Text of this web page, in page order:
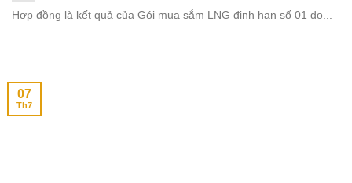
Hợp đồng là kết quả của Gói mua sắm LNG định hạn số 01 do...
07
Th7